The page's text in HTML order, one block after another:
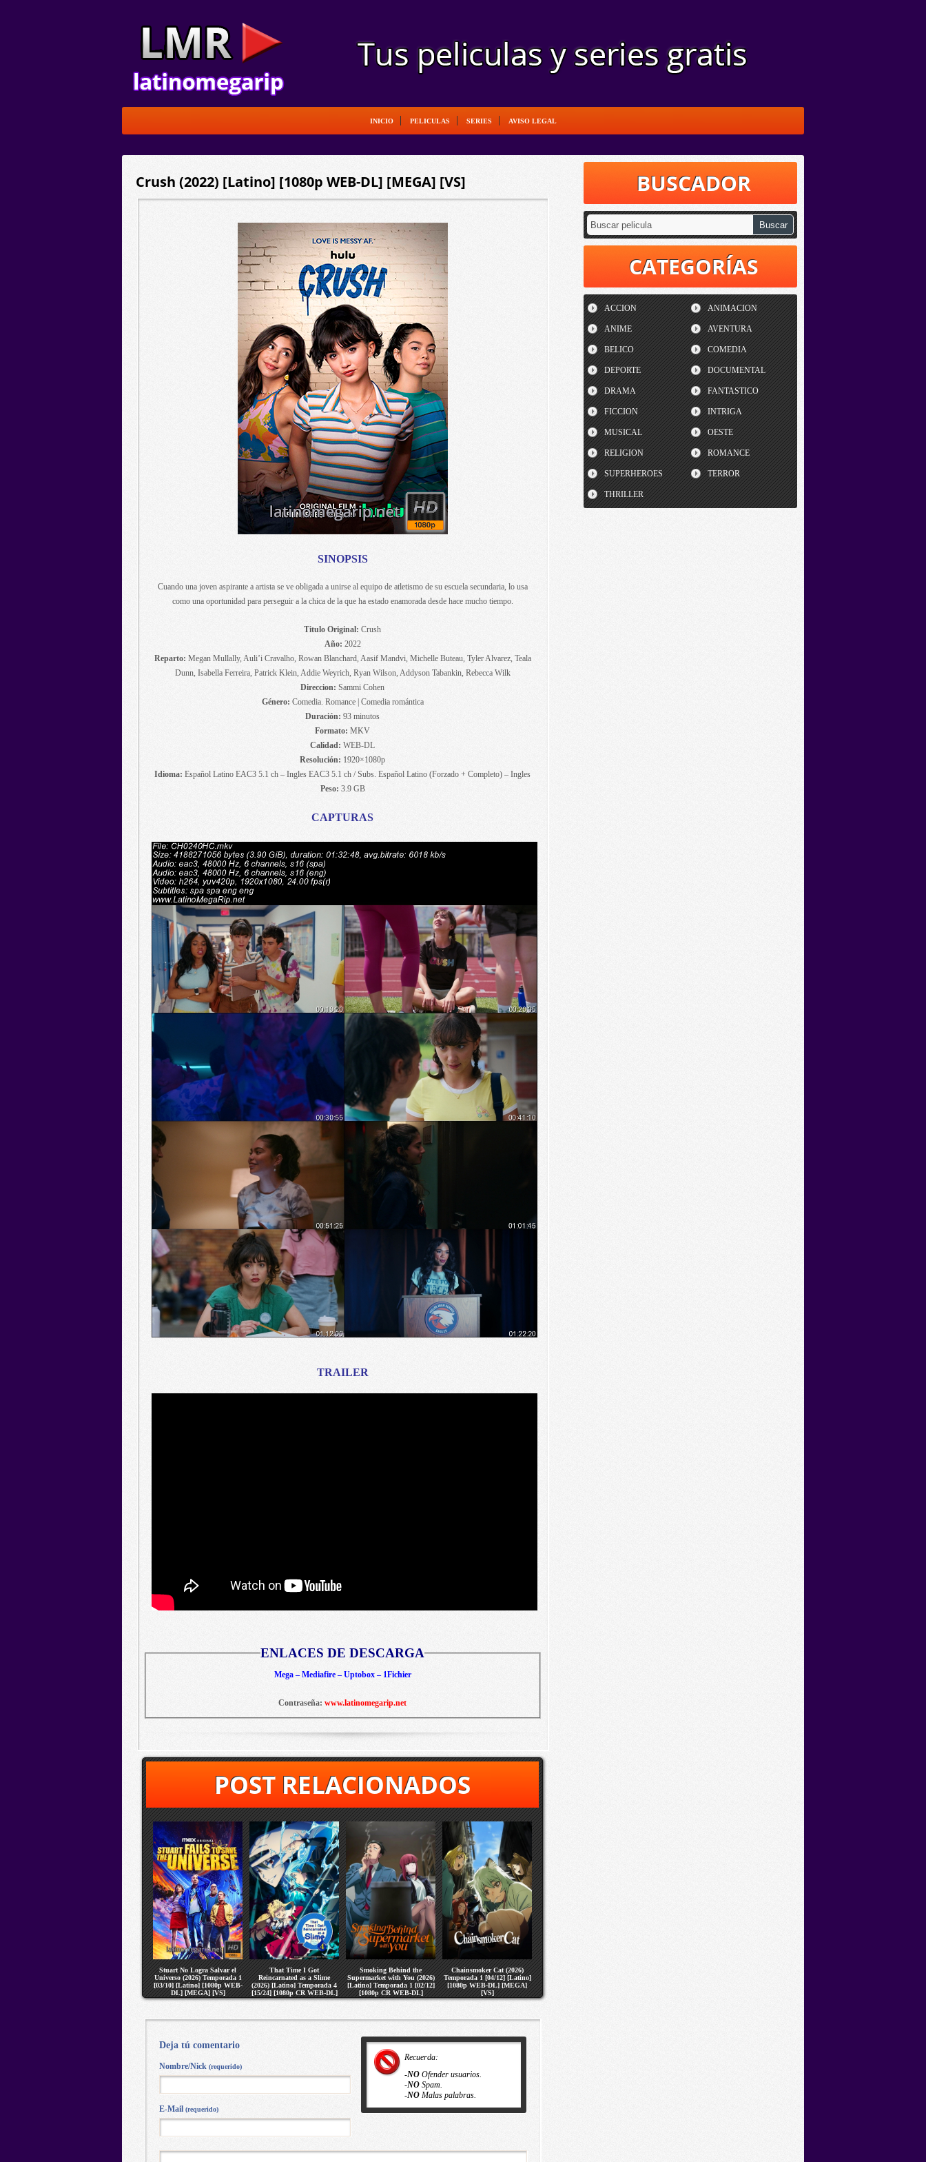
INICIO PELICULAS SERIES AVISO LEGAL
Crush (2022) [Latino] [1080p WEB-DL] [MEGA] [VS]
SINOPSIS
Cuando una joven aspirante a artista se ve obligada a unirse al equipo de atletismo de su escuela secundaria, lo usa
como una oportunidad para perseguir a la chica de la que ha estado enamorada desde hace mucho tiempo.
Titulo Original: Crush
Año: 2022
Reparto: Megan Mullally, Auli’i Cravalho, Rowan Blanchard, Aasif Mandvi, Michelle Buteau, Tyler Alvarez, Teala
Dunn, Isabella Ferreira, Patrick Klein, Addie Weyrich, Ryan Wilson, Addyson Tabankin, Rebecca Wilk
Direccion: Sammi Cohen
Género: Comedia. Romance | Comedia romántica
Duración: 93 minutos
Formato: MKV
Calidad: WEB-DL
Resolución: 1920×1080p
Idioma: Español Latino EAC3 5.1 ch – Ingles EAC3 5.1 ch / Subs. Español Latino (Forzado + Completo) – Ingles
Peso: 3.9 GB
CAPTURAS
TRAILER
ENLACES DE DESCARGA
Mega – Mediafire – Uptobox – 1Fichier
Contraseña: www.latinomegarip.net
POST RELACIONADOS
Stuart No Logra Salvar el
Universo (2026) Temporada 1
[03/10] [Latino] [1080p WEB-
DL] [MEGA] [VS]
That Time I Got
Reincarnated as a Slime
(2026) [Latino] Temporada 4
[15/24] [1080p CR WEB-DL]
[MEGA] [VS]
Smoking Behind the
Supermarket with You (2026)
[Latino] Temporada 1 [02/12]
[1080p CR WEB-DL]
[MEGA] [VS]
Chainsmoker Cat (2026)
Temporada 1 [04/12] [Latino]
[1080p WEB-DL] [MEGA]
[VS]
Recuerda:
-NO Ofender usuarios.
-NO Spam.
-NO Malas palabras.
Deja tú comentario
Nombre/Nick (requerido)
E-Mail (requerido)
BUSCADOR
CATEGORÍAS
ACCION ANIMACION
ANIME AVENTURA
BELICO COMEDIA
DEPORTE DOCUMENTAL
DRAMA FANTASTICO
FICCION INTRIGA
MUSICAL OESTE
RELIGION ROMANCE
SUPERHEROES TERROR
THRILLER